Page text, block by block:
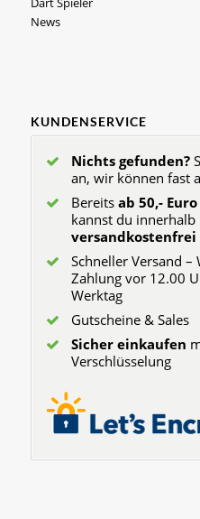
News
KUNDENSERVICE
Nichts gefunden?
an, wir können fast
Bereits ab 50,- Euro
kannst du innerhalb
versandkostenfrei
Schneller Versand
Zahlung vor 12.00
Werktag
Gutscheine & Sales
Sicher einkaufen
Verschlüsselung